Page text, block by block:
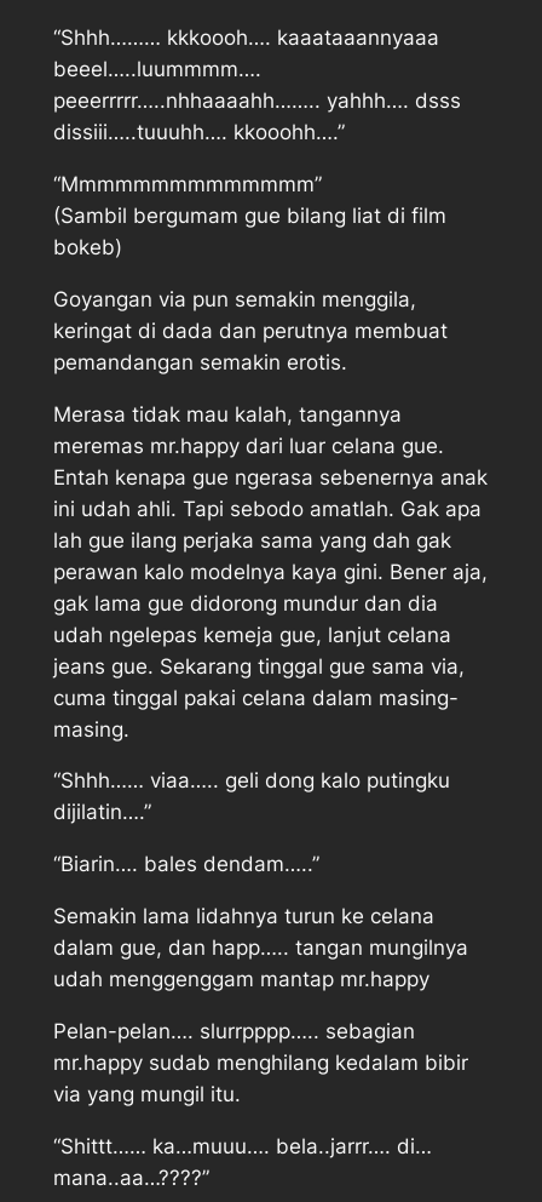
“Shhh……… kkkoooh…. kaaataaannyaaa
beeel…..luummmm….
peeerrrrr…..nhhaaaahh…….. yahhh…. dsss
dissiii…..tuuuhh…. kkooohh….”
“Mmmmmmmmmmmmmm”
(Sambil bergumam gue bilang liat di film
bokeb)
Goyangan via pun semakin menggila,
keringat di dada dan perutnya membuat
pemandangan semakin erotis.
Merasa tidak mau kalah, tangannya
meremas mr.happy dari luar celana gue.
Entah kenapa gue ngerasa sebenernya anak
ini udah ahli. Tapi sebodo amatlah. Gak apa
lah gue ilang perjaka sama yang dah gak
perawan kalo modelnya kaya gini. Bener aja,
gak lama gue didorong mundur dan dia
udah ngelepas kemeja gue, lanjut celana
jeans gue. Sekarang tinggal gue sama via,
cuma tinggal pakai celana dalam masing-
masing.
“Shhh…… viaa….. geli dong kalo putingku
dijilatin….”
“Biarin…. bales dendam…..”
Semakin lama lidahnya turun ke celana
dalam gue, dan happ….. tangan mungilnya
udah menggenggam mantap mr.happy
Pelan-pelan…. slurrpppp….. sebagian
mr.happy sudab menghilang kedalam bibir
via yang mungil itu.
“Shittt…… ka…muuu…. bela..jarrr…. di…
mana..aa…????”